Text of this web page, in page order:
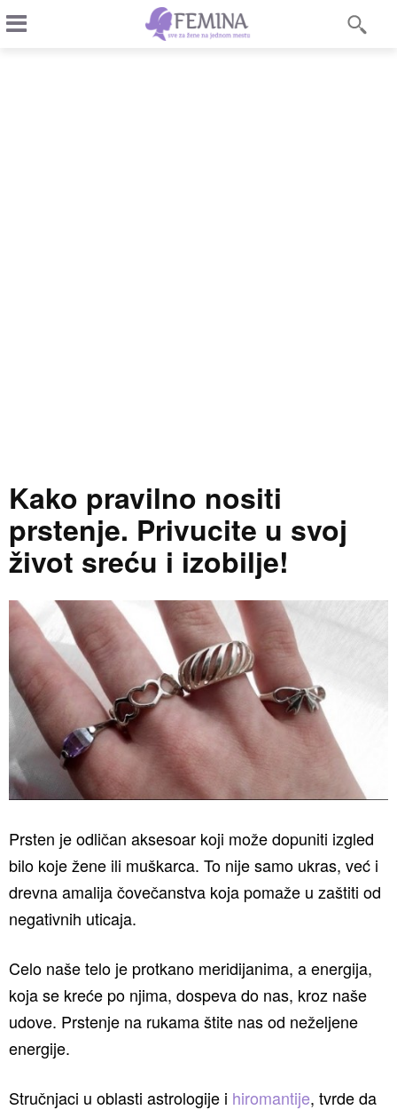
Kako pravilno nositi
prstenje. Privucite u svoj
život sreću i izobilje!
Prsten je odličan aksesoar koji može dopuniti izgled
bilo koje žene ili muškarca. To nije samo ukras, već i
drevna amalija čovečanstva koja pomaže u zaštiti od
negativnih uticaja.
Celo naše telo je protkano meridijanima, a energija,
koja se kreće po njima, dospeva do nas, kroz naše
udove. Prstenje na rukama štite nas od neželjene
energije.
Stručnjaci u oblasti astrologije i hiromantije, tvrde da